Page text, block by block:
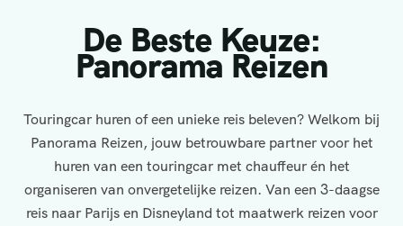
De Beste Keuze:
Panorama Reizen
Touringcar huren of een unieke reis beleven? Welkom bij
Panorama Reizen, jouw betrouwbare partner voor het
huren van een touringcar met chauffeur én het
organiseren van onvergetelijke reizen. Van een 3-daagse
reis naar Parijs en Disneyland tot maatwerk reizen voor